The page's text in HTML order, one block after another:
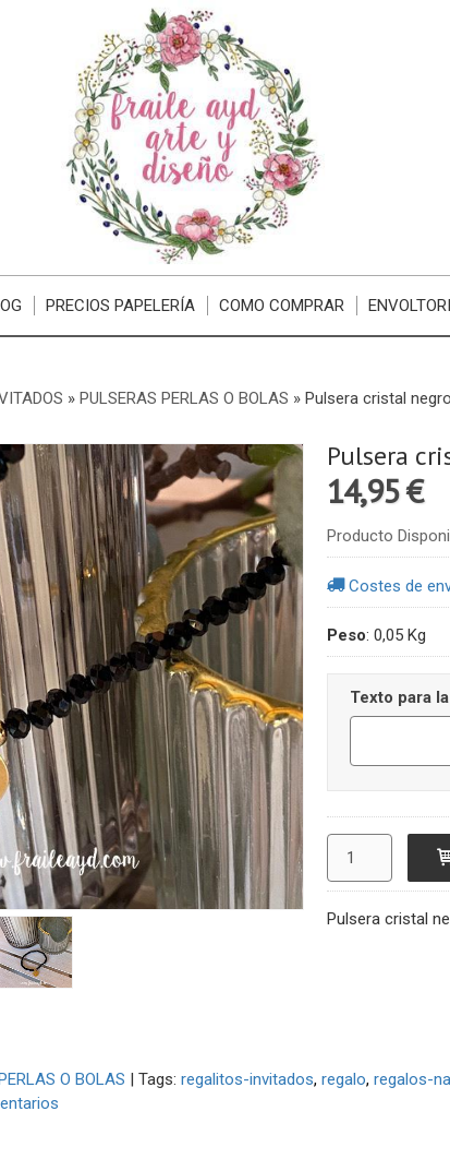
PRECIOS PAPELERÍA COMO COMPRAR
» PULSERAS PERLAS O BOLAS » Pulsera cristal
Pulsera
14,95 €
Producto
Costes de
Peso: 0,05 Kg
Texto para
Pulsera cristal
O BOLAS | Tags: regalitos-invitados regalo regalos-